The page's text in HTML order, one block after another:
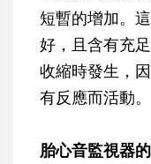
短暫的增加。
好，且含有充
收縮時發生，
有反應而活動。
胎心音監視器